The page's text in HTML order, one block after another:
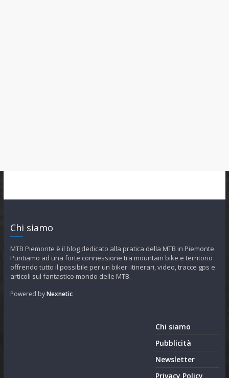
Chi siamo
MTB Piemonte è il blog dedicato alla pratica della MTB in Piemonte.
Puntiamo ad una forte connessione tra mountain bike e territorio
offrendo tutto il possibile per un biker: itinerari, video, tracce gps e
articoli sul fantastico mondo delle MTB.
Powered byNexnetic
Chi siamo
Pubblicità
Newsletter
Privacy Policy